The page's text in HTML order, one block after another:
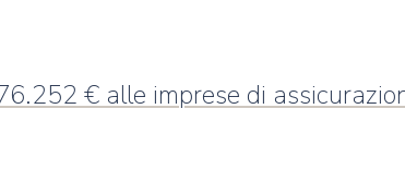
€ alle imprese di